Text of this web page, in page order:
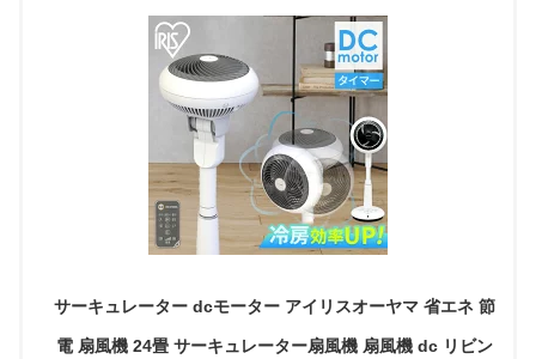
サーキュレーター dcモーター アイリスオーヤマ 省エネ 節
電 扇風機 24畳 サーキュレーター扇風機 扇風機 dc リビン